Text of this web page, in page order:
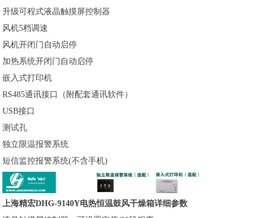
升级可程式液晶触摸屏控制器
风机5档调速
风机开闭门自动启停
加热系统开闭门自动启停
嵌入式打印机
RS485通讯接口（附配套通讯软件）
USB接口
测试孔
独立限温报警系统
短信监控报警系统(不含手机)
上海精宏DHG-9140Y电热恒温鼓风干燥箱详细参数